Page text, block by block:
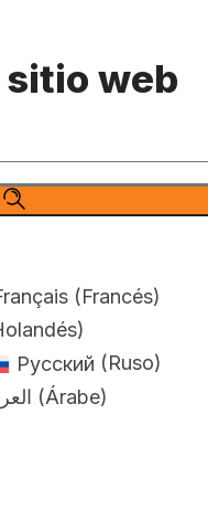
web
(Francés)
)
Русский (Ruso)
(Árabe)